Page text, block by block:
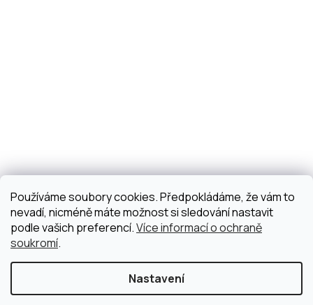
Používáme soubory cookies. Předpokládáme, že vám to
nevadí, nicméně máte možnost si sledování nastavit
podle vašich preferencí.Více informací o ochraně
soukromí.
Nastavení